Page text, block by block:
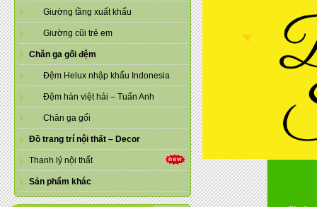
Giường tầng xuất khẩu
Giường cũi trẻ em
Chăn ga gối đệm
Đệm Helux nhập khẩu Indonesia
Đệm hàn việt hải – Tuấn Anh
Chăn ga gối
Đồ trang trí nội thất – Decor
Thanh lý nội thất
Sản phẩm khác